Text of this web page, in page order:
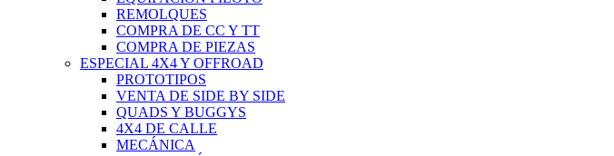
REMOLQUES
COMPRA DE CC Y TT
COMPRA DE PIEZAS
ESPECIAL 4X4 Y OFFROAD
PROTOTIPOS
VENTA DE SIDE BY SIDE
QUADS Y BUGGYS
4X4 DE CALLE
MECÁNICA